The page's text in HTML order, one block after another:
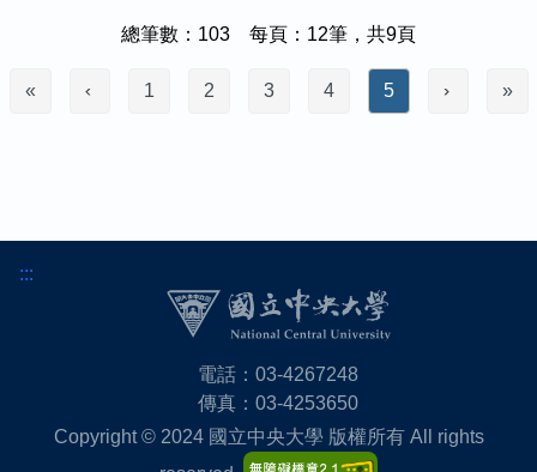
總筆數：103 每頁：12筆，共9頁
« 1 2 3 4 5 »
:::
電話：03-4267248
傳真：03-4253650
Copyright © 2024 國立中央大學 版權所有 All rights